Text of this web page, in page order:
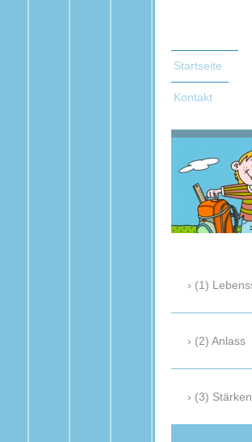
Startseite
Kontakt
(1)
(2) Anlass
(3) Stärken